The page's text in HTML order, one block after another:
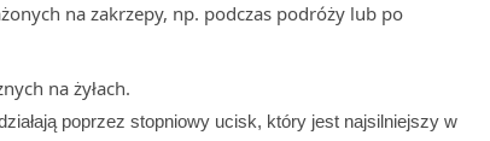
na zakrzepy, np. podczas podróży lub po
na żyłach.
poprzez stopniowy ucisk, który jest najsilniejszy w